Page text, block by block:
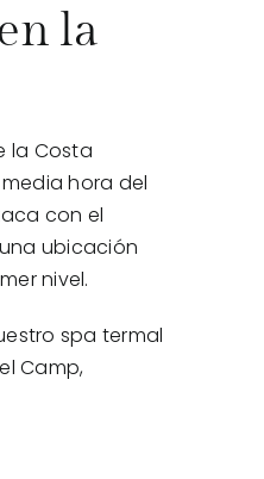
la
la Costa
hora del
con el
ubicación
nivel.
spa termal
Camp,